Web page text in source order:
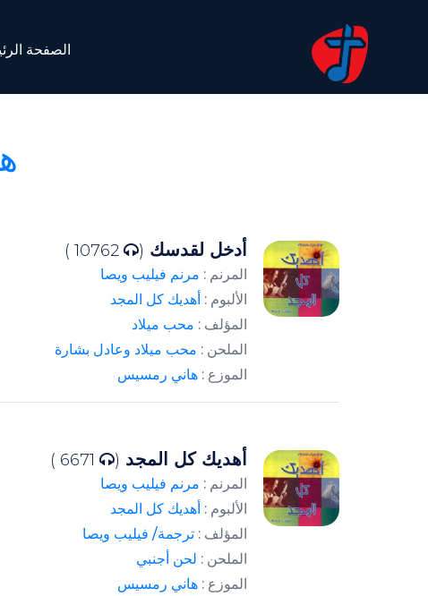
الصفحة
أدخل لقدسك (
المرنم : مرنم فيليب ويصا
الألبوم : أهديك كل المجد
المؤلف : محب ميلاد
الملحن : محب ميلاد وعادل بشارة
الموزع : هاني رمسيس
أهديك كل المجد (
المرنم : مرنم فيليب ويصا
الألبوم : أهديك كل المجد
المؤلف : ترجمة/ فيليب ويصا
الملحن : لحن أجنبي
الموزع : هاني رمسيس